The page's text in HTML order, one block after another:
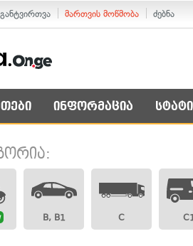
განტვირთვა მართვის მოწმობა ძებნა
ინფორმაცია
B, B1 C